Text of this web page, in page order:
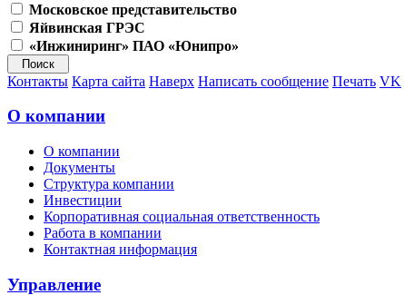
Московское представительство
Яйвинская ГРЭС
«Инжиниринг» ПАО «Юнипро»
Контакты Карта сайта Наверх Написать сообщение Печать VK
О компании
О компании
Документы
Структура компании
Инвестиции
Корпоративная социальная ответственность
Работа в компании
Контактная информация
Управление